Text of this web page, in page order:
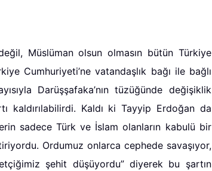
Müslüman olsun olmasın bütün Türkiye
Cumhuriyeti’ne vatandaşlık bağı ile bağlı
Darüşşafaka’nın tüzüğünde değişiklik
kaldırılabilirdi. Kaldı ki Tayyip Erdoğan da
sadece Türk ve İslam olanların kabulü bir
Ordumuz onlarca cephede savaşıyor,
şehit düşüyordu” diyerek bu şartın